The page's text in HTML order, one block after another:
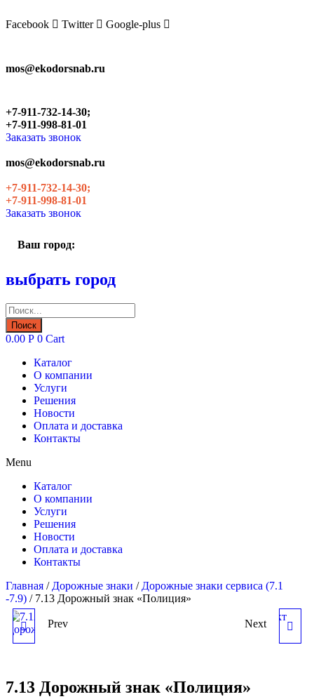
to
Facebook Twitter Google-plus
mos@ekodorsnab.ru
+7-911-732-14-30;
+7-911-998-81-01
Заказать звонок
mos@ekodorsnab.ru
+7-911-732-14-30;
+7-911-998-81-01
Заказать звонок
Ваш город:
выбрать город
Поиск
товаров
Поиск
0.00 Р 0 Cart
Каталог
О компании
Услуги
Решения
Новости
Оплата и доставка
Контакты
Menu
Каталог
О компании
Услуги
Решения
Новости
Оплата и доставка
Контакты
Главная / Дорожные знаки / Дорожные знаки сервиса (7.1
-7.9) / 7.13 Дорожный знак «Полиция»
7.12 ДОРОЖНЫЙ ЗНАК
ПАТРУЛЬНОЙ
Prev 7.14 ДОРОЖНЫЙ ЗНАК
ТРАНСПОРТНОГО
Next
7.13 Дорожный знак «Полиция»